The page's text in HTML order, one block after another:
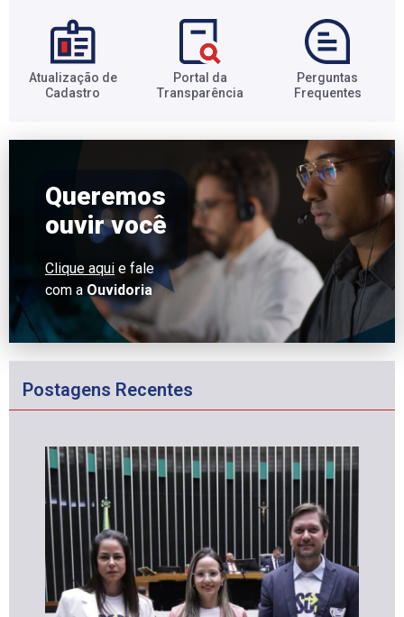
Atualização de
Cadastro​
Portal da
Transparência​
Perguntas
Frequentes​
Queremos
ouvir você
Clique aqui e fale
com a Ouvidoria
Postagens Recentes